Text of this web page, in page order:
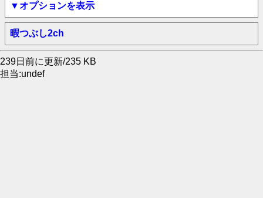
▼オプションを表示
暇つぶし2ch
239日前に更新/235 KB
担当:undef